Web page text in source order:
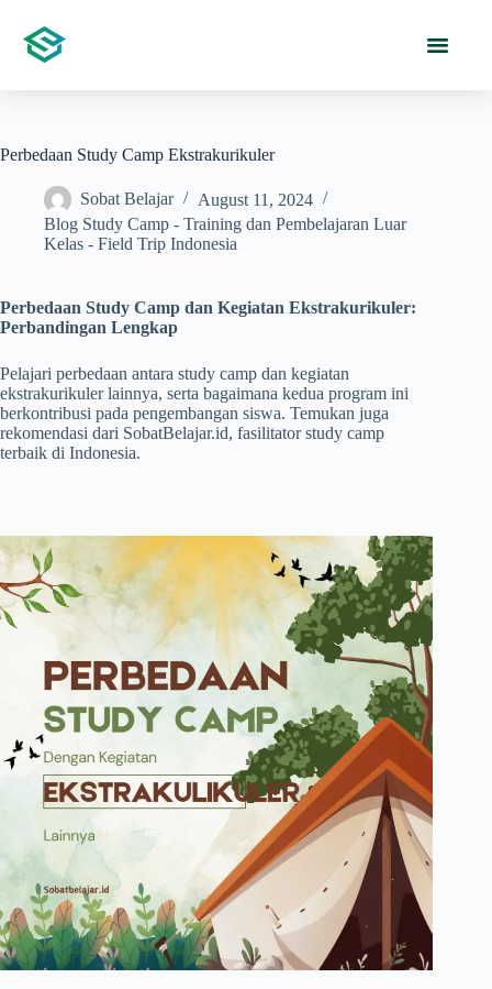
Perbedaan Study Camp Ekstrakurikuler
Sobat Belajar
August 11, 2024
Blog Study Camp - Training dan Pembelajaran Luar
Kelas - Field Trip Indonesia
Perbedaan Study Camp dan Kegiatan Ekstrakurikuler:
Perbandingan Lengkap
Pelajari perbedaan antara study camp dan kegiatan
ekstrakurikuler lainnya, serta bagaimana kedua program ini
berkontribusi pada pengembangan siswa. Temukan juga
rekomendasi dari SobatBelajar.id, fasilitator study camp
terbaik di Indonesia.